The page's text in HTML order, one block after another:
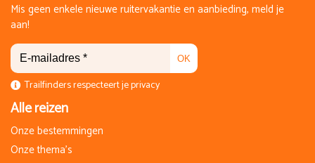
Mis geen enkele nieuwe ruitervakantie en aanbieding, meld je
aan!
OK
Trailfinders respecteert je privacy
Alle reizen
Onze bestemmingen
Onze thema's